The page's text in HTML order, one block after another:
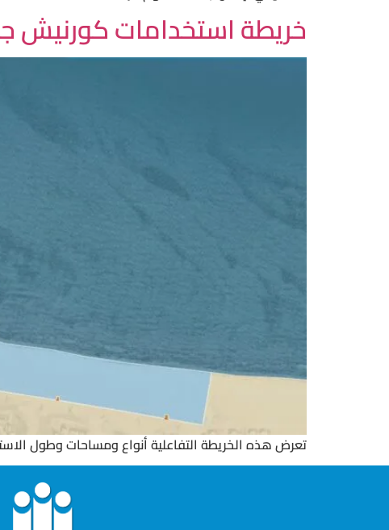
خريطة استخدامات كورنيش
تعرض هذه الخريطة التفاعلية أنواع ومساحات وطول